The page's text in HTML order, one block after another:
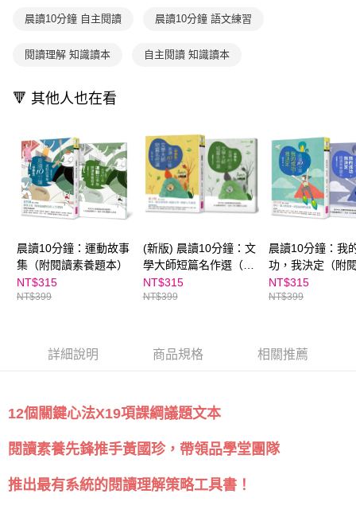
2.基於同意付款使用「大哥付你分期」之契約關係目的，商店將以您的個人
資料（包含姓名、電話或地址）提供予台灣大哥大進項蒐集、處理及利用，
3.完整用戶服務條款，請詳閱以下連結：https://oppay.tw/userRule
※ 交易是否成功請以「AFTEE先享後付 」之結帳頁面顯示為準，若有關於
客戶支援中心」https://netprotections.freshdesk.com/support/home
１．透過由恩沛科技股份有限公司提供之「AFTEE先享後付」服務完成之交
易，需依本服務之必要範圍內提供個人資料，並將交易相關給付款項請求債
２．關於個人資料處理事宜，請瀏覽以下網址：
https://aftee.tw/terms/#terms3
３．未成年的使用者請事先徵得法定代理人或監護人之同意方可使用
「AFTEE先享後付」，若未經同意申辦者引起之損失，本公司不負相關責
任。
４．使用「AFTEE先享後付」時，將依據個別帳號之用戶狀況，依本公司即
時審查核予不同之上限額度；若仍有額度不足之情形，本公司將視審查結果
５．嚴禁一人註冊多個帳號或使用他人資訊註冊。若發現惡意使用之情形，
恩沛科技股份有限公司將有權停止該用戶之使用額度並採取法律行動。
離島宅配（澎湖、金門、馬祖、小琉球；不適用於郵局i郵箱）
晨讀10分鐘 自主閱讀 晨讀10分鐘 語文練習
閱讀理解 知識讀本 自主閱讀 知識讀本
🔻 其他人也在看
晨讀10分鐘：運動故事
集（附閱讀素養題本）
NT$315
NT$399
(新版) 晨讀10分鐘：文
學大師短篇名作選（附
閱讀素養題本）
NT$315
NT$399
晨讀10分鐘：我
功，我決定（附
養題本）
NT$315
NT$399
詳細說明 商品規格 相關推薦
12個關鍵心法X19項課綱議題文本
閱讀素養先鋒推手黃國珍，帶領品學堂團隊
推出最有系統的閱讀理解策略工具書！